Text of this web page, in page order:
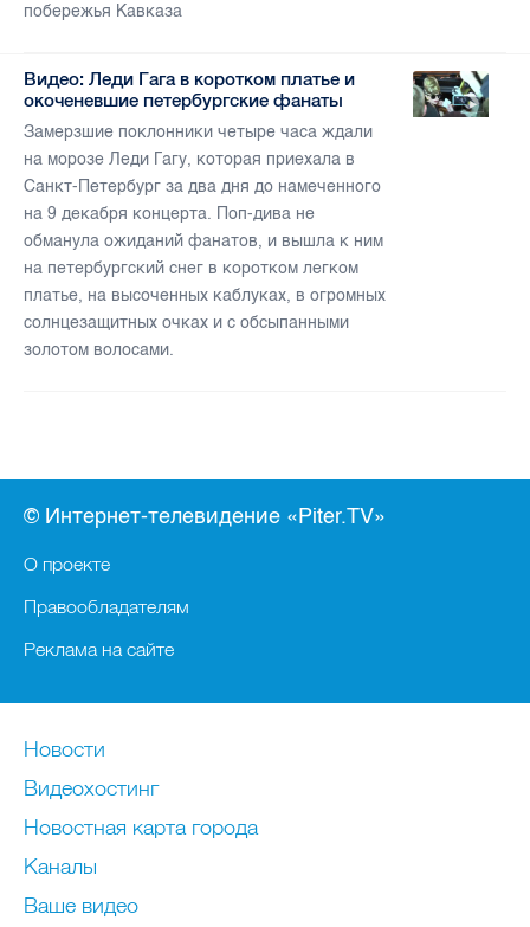
побережья Кавказа
Видео: Леди Гага в коротком платье и
окоченевшие петербургские фанаты
Замерзшие поклонники четыре часа ждали
на морозе Леди Гагу, которая приехала в
Санкт-Петербург за два дня до намеченного
на 9 декабря концерта. Поп-дива не
обманула ожиданий фанатов, и вышла к ним
на петербургский снег в коротком легком
платье, на высоченных каблуках, в огромных
солнцезащитных очках и с обсыпанными
золотом волосами.
© Интернет-телевидение «Piter.TV»
О проекте
Правообладателям
Реклама на сайте
Новости
Видеохостинг
Новостная карта города
Каналы
Ваше видео